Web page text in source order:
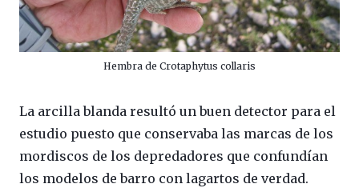
Hembra de Crotaphytus collaris
La arcilla blanda resultó un buen detector para el
estudio puesto que conservaba las marcas de los
mordiscos de los depredadores que confundían
los modelos de barro con lagartos de verdad.